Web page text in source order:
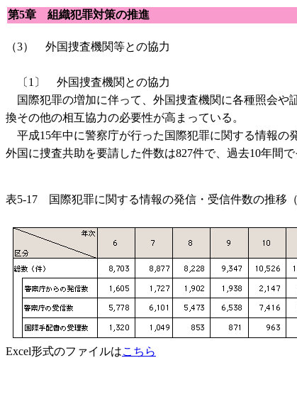
第5章 組織犯罪対策の推進
（3） 外国捜査機関等との協力
〔1〕 外国捜査機関との協力
国際犯罪の増加に伴って、外国捜査機関に各種照会や
換その他の相互協力の必要性が高まっている。
平成15年中に警察庁が行った国際犯罪に関する情報の
外国に捜査共助を要請した件数は827件で、過去10年間で
表5-17 国際犯罪に関する情報の発信・受信件数の推移（
Excel形式のファイルはこちら